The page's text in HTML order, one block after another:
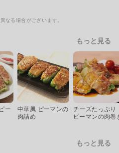
なる場合がございます。
もっと見る
ー
中華風 ピーマンの
肉詰め
チーズたっぷり
ピーマンの肉巻
もっと見る